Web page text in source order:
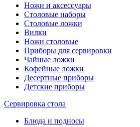
Ножи и аксессуары
Столовые наборы
Столовые ложки
Вилки
Ножи столовые
Приборы для сервировки
Чайные ложки
Кофейные ложки
Десертные приборы
Детские приборы
Сервировка стола
Блюда и подносы